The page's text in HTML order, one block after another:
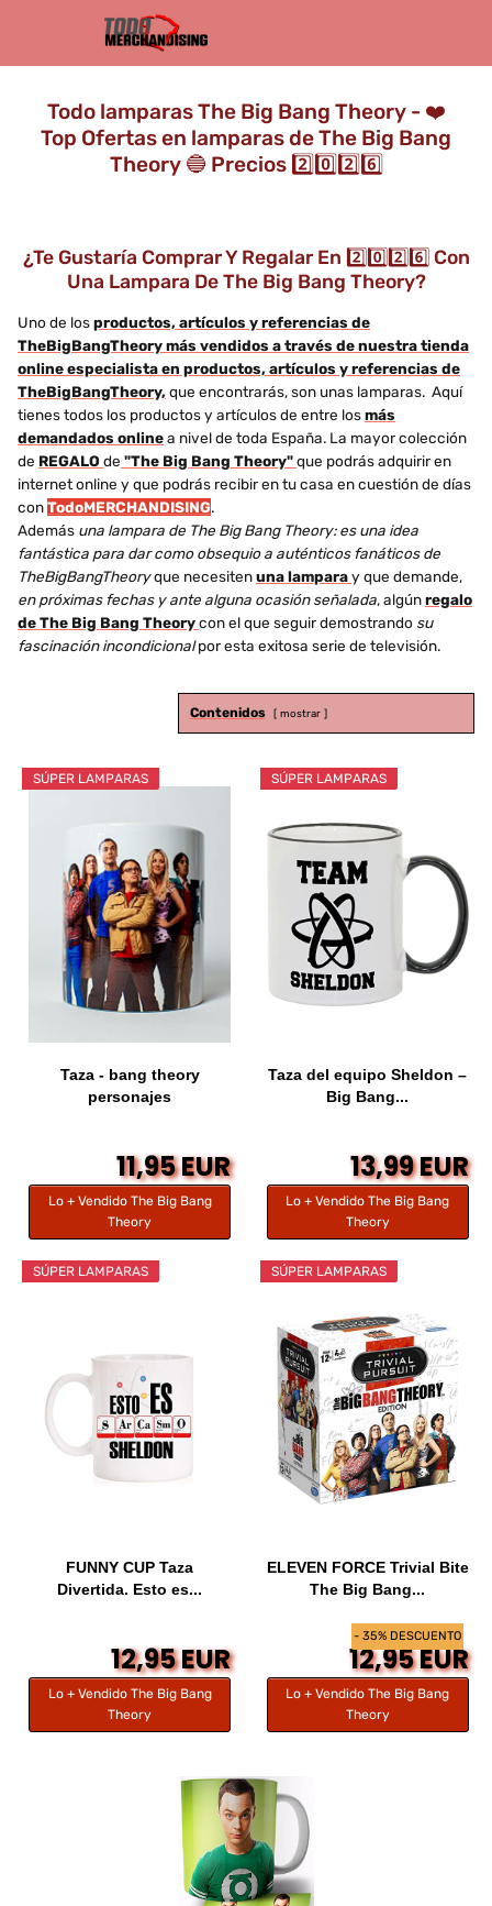
Todo lamparas The Big Bang Theory - ❤️
Top Ofertas en lamparas de The Big Bang
Theory 🔵 Precios 2️⃣0️⃣2️⃣6️⃣
¿Te Gustaría Comprar Y Regalar En 2️⃣0️⃣2️⃣6️⃣ Con
Una Lampara De The Big Bang Theory?
Uno de losproductos, artículos y referencias de
TheBigBangTheory más vendidos a través de nuestra tienda
online especialista en productos, artículos y referencias de
TheBigBangTheory, que encontrarás, son unas lamparas. Aquí
tienes todos los productos y artículos de entre losmás
demandados onlinea nivel de toda España. La mayor colección
de REGALO de "The Big Bang Theory"que podrás adquirir en
internet online y que podrás recibir en tu casa en cuestión de días
conTodoMERCHANDISING.
Además una lampara de The Big Bang Theory: es una idea
fantástica para dar como obsequio a auténticos fanáticos de
TheBigBangTheoryque necesitenuna lamparay que demande,
en próximas fechas y ante alguna ocasión señalada, algúnregalo
de The Big Bang Theorycon el que seguir demostrando su
fascinación incondicionalpor esta exitosa serie de televisión.
Contenidos mostrar
SÚPER LAMPARAS
Taza - bang theory
personajes
11,95 EUR
Lo + Vendido The Big Bang
Theory
SÚPER LAMPARAS
Taza del equipo Sheldon –
Big Bang...
13,99 EUR
Lo + Vendido The Big Bang
Theory
SÚPER LAMPARAS
FUNNY CUP Taza
Divertida. Esto es...
12,95 EUR
Lo + Vendido The Big Bang
Theory
- 35% DESCUENTO
SÚPER LAMPARAS
ELEVEN FORCE Trivial Bite
The Big Bang...
12,95 EUR
Lo + Vendido The Big Bang
Theory